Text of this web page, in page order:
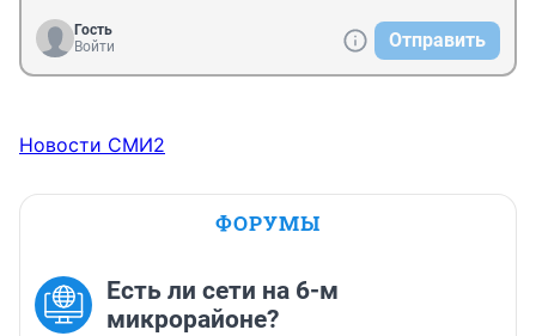
Гость
Войти
Отправить
Новости СМИ2
ФОРУМЫ
Есть ли сети на 6-м
микрорайоне?